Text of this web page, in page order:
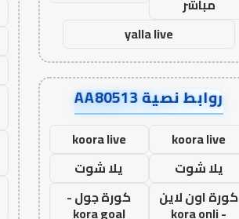
مباشر
yalla live
روابط نصية AA80513
koora live
koora live
يلا شوت
يلا شوت
كورة اون لاين
- kora onli
كورة جول -
kora goal